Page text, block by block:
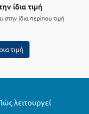
ίδια τιμή
ίδια περίπου τιμή
τιμή
λειτουργεί